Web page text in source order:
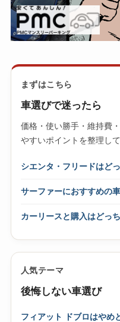
まずはこちら
車選びで迷ったら
価格・使い勝手・維持費
やすいポイントを整理して
シエンタ・フリードはど
サーファーにおすすめの
カーリースと購入はどっ
人気テーマ
後悔しない車選び
フィアット ドブロはやめ